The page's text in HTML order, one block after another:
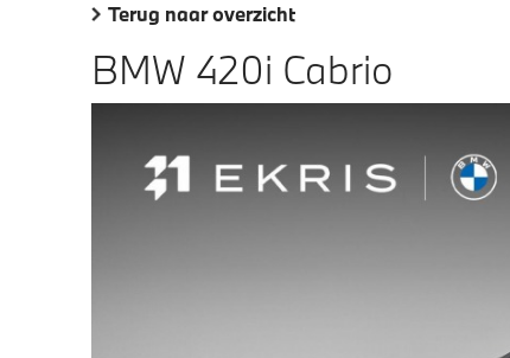
Terug naar overzicht
BMW 420i Cabrio